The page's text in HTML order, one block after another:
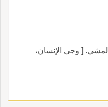
[ وجي الإنسان،